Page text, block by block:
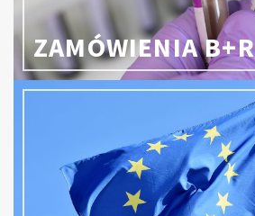
ZAMÓWIENIA B+R